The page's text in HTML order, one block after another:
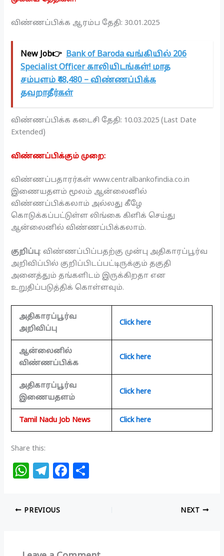
விண்ணப்பிக்க ஆரம்ப தேதி: 30.01.2025
New Job👉 Bank of Baroda வங்கியில் 206
Specialist Officer காலியிடங்கள்! மாத
சம்பளம் ₹48,480 – விண்ணப்பிக்க
தவறாதீர்கள்
விண்ணப்பிக்க கடைசி தேதி: 10.03.2025 (Last Date
Extended)
விண்ணப்பிக்கும் முறை:
விண்ணப்பதாரர்கள் www.centralbankofindia.co.in
இணையதளம் மூலம் ஆன்லைனில்
விண்ணப்பிக்கலாம் அல்லது கீழே
கொடுக்கப்பட்டுள்ள லிங்கை கிளிக் செய்து
ஆன்லைனில் விண்ணப்பிக்கலாம்.
குறிப்பு: விண்ணப்பிப்பதற்கு முன்பு அதிகாரப்பூர்வ
அறிவிப்பில் குறிப்பிடப்பட்டிருக்கும் தகுதி
அனைத்தும் தங்களிடம் இருக்கிறதா என
உறுதிப்படுத்திக் கொள்ளவும்.
அதிகாரப்பூர்வ
அறிவிப்பு
Click here
ஆன்லைனில்
விண்ணப்பிக்க
Click here
அதிகாரப்பூர்வ
இணையதளம்
Click here
Tamil Nadu Job News Click here
Share this:
W
at
s
p
T
e
g
m
F
o
PREVIOUS NEXT